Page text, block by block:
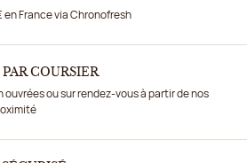
en France via Chronofresh
COURSIER
ouvrées ou sur rendez-vous à partir de nos